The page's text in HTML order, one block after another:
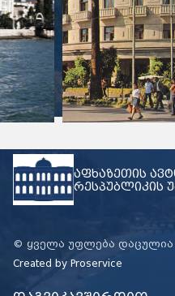
აფხაზეთის
რესპუბლიკის
© ყველა უფლება დაცულია
Created by Proservice